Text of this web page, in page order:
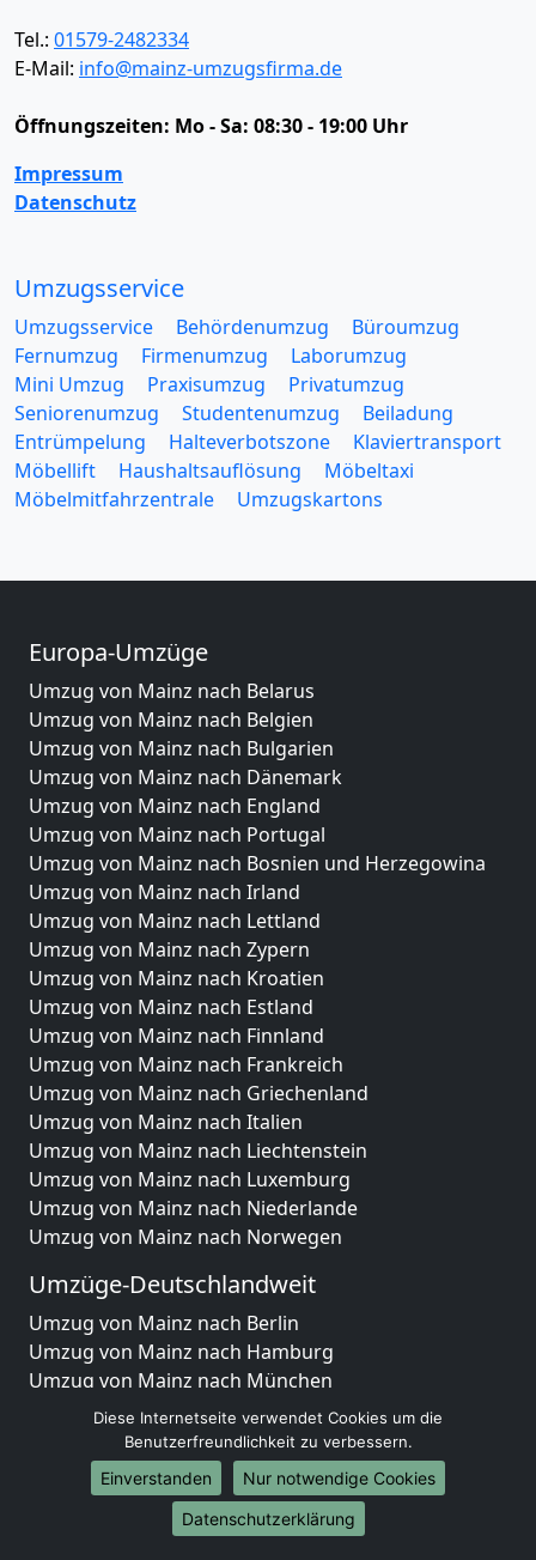
Tel.: 01579-2482334
E-Mail: info@mainz-umzugsfirma.de
Öffnungszeiten: Mo - Sa: 08:30 - 19:00 Uhr
Impressum
Datenschutz
Umzugsservice
Umzugsservice Behördenumzug
Büroumzug
Fernumzug
Firmenumzug
Laborumzug
Mini Umzug
Praxisumzug
Privatumzug
Seniorenumzug
Studentenumzug
Beiladung
Entrümpelung
Halteverbotszone
Klaviertransport
Möbellift
Haushaltsauflösung
Möbeltaxi
Möbelmitfahrzentrale
Umzugskartons
Europa-Umzüge
Umzug von Mainz nach Belarus
Umzug von Mainz nach Belgien
Umzug von Mainz nach Bulgarien
Umzug von Mainz nach Dänemark
Umzug von Mainz nach England
Umzug von Mainz nach Portugal
Umzug von Mainz nach Bosnien und Herzegowina
Umzug von Mainz nach Irland
Umzug von Mainz nach Lettland
Umzug von Mainz nach Zypern
Umzug von Mainz nach Kroatien
Umzug von Mainz nach Estland
Umzug von Mainz nach Finnland
Umzug von Mainz nach Frankreich
Umzug von Mainz nach Griechenland
Umzug von Mainz nach Italien
Umzug von Mainz nach Liechtenstein
Umzug von Mainz nach Luxemburg
Umzug von Mainz nach Niederlande
Umzug von Mainz nach Norwegen
Umzüge-Deutschlandweit
Umzug von Mainz nach Berlin
Umzug von Mainz nach Hamburg
Umzug von Mainz nach München
Umzug von Mainz nach Köln
Umzug von Mainz nach Frankfurt am Main
Umzug von Mainz nach Stuttgart
Umzug von Mainz nach Düsseldorf
Umzug von Mainz nach Leipzig
Diese Internetseite verwendet Cookies um die
Benutzerfreundlichkeit zu verbessern.
Einverstanden
Nur notwendige Cookies
Datenschutzerklärung